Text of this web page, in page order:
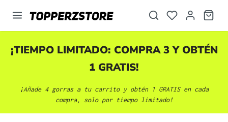
principal
¡TIEMPO LIMITADO: COMPRA 3 Y OBTÉN
1 GRATIS!
¡Añade 4 gorras a tu carrito y obtén 1 GRATIS en cada
compra, solo por tiempo limitado!